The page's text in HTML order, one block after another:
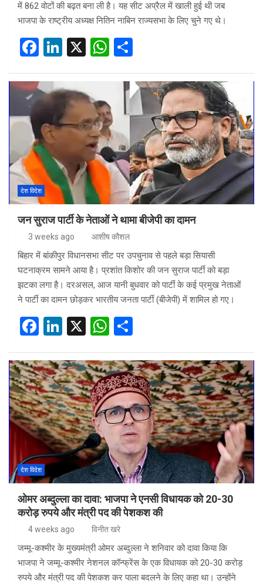
में 862 वोटों की बढ़त बना ली है। यह सीट अप्रैल में खाली हुई थी जब
भाजपा के राष्ट्रीय अध्यक्ष नितिन नाबिन राज्यसभा के लिए चुने गए थे।
F
ce
b
o
o
k
Li
ke
dI
n
X
W
at
s
A
p
p
ar
e
देश विदेश
जन सुराज पार्टी के नेताओं ने थामा बीजेपी का दामन
3 weeks ago आशीष कौशल
बिहार में बांकीपुर विधानसभा सीट पर उपचुनाव से पहले बड़ा सियासी
घटनाक्रम सामने आया है। प्रशांत किशोर की जन सुराज पार्टी को बड़ा
झटका लगा है। दरअसल, आज यानी बुधवार को पार्टी के कई प्रमुख नेताओं
ने पार्टी का दामन छोड़कर भारतीय जनता पार्टी (बीजेपी) में शामिल हो गए।
F
ce
b
o
o
k
Li
ke
dI
n
X
W
at
s
A
p
p
ar
e
देश विदेश
ओमर अब्दुल्ला का दावा: भाजपा ने एनसी विधायक को 20-30
करोड़ रुपये और मंत्री पद की पेशकश की
4 weeks ago विनीत खरे
जम्मू-कश्मीर के मुख्यमंत्री ओमर अब्दुल्ला ने शनिवार को दावा किया कि
भाजपा ने जम्मू-कश्मीर नेशनल कॉन्फ्रेंस के एक विधायक को 20-30 करोड़
रुपये और मंत्री पद की पेशकश कर पाला बदलने के लिए कहा था। उन्होंने